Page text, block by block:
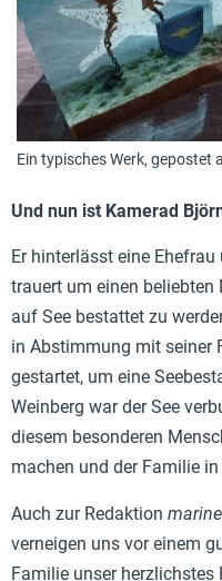
Ein typisches Werk, gepostet
Und nun ist Kamerad
Er hinterlässt eine
trauert um einen beliebten
auf See bestattet zu
in Abstimmung mit seiner
gestartet, um eine
Weinberg war der See
diesem besonderen
machen und der Familie
Auch zur Redaktion
verneigen uns vor einem
Familie unser herzlichstes